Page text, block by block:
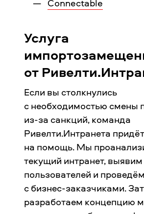
Connectable
Услуга
от
Если вы столкнулись
с необходимостью смены
из-за санкций, команда
Ривелти.Интранета придёт
на помощь. Мы
текущий интранет,
пользователей и
с бизнес-заказчиками.
разработаем концепцию